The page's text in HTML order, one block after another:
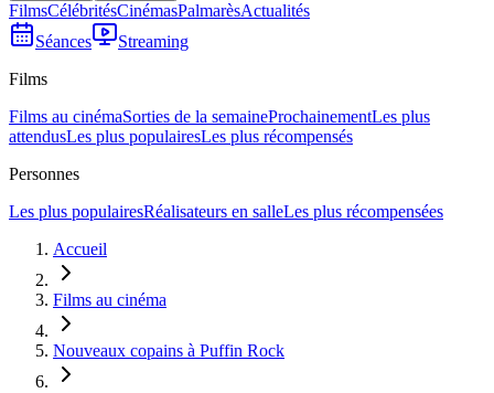
FilmsCélébritésCinémasPalmarèsActualités
Séances
Streaming
Films
Films au cinémaSorties de la semaineProchainementLes plus
attendusLes plus populairesLes plus récompensés
Personnes
Les plus populairesRéalisateurs en salleLes plus récompensées
Accueil
Films au cinéma
Nouveaux copains à Puffin Rock